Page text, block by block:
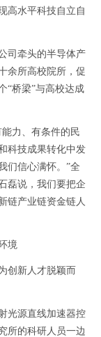
高水平科技自立自
牵头的半导体产
余所高校院所，促
“桥梁”与高校达成
力、有条件的民
科技成果转化中发
们信心满怀。”全
磊说，我们要把企
链产业链资金链人
境
新人才脱颖而
源直线加速器控
所的科研人员一边